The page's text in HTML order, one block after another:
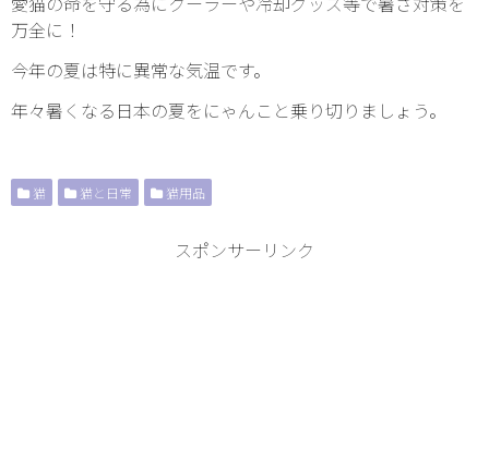
万全に！
今年の夏は特に異常な気温です。
年々暑くなる日本の夏をにゃんこと乗り切りましょう。
猫 猫と日常 猫用品
スポンサーリンク